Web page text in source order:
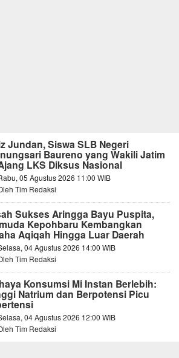
Jundan, Siswa SLB Negeri
Baureno yang Wakili Jatim
LKS Diksus Nasional
05 Agustus 2026 11:00 WIB
Tim Redaksi
Sukses Aringga Bayu Puspita,
Kepohbaru Kembangkan
Aqiqah Hingga Luar Daerah
04 Agustus 2026 14:00 WIB
Tim Redaksi
Konsumsi Mi Instan Berlebih:
Natrium dan Berpotensi Picu
04 Agustus 2026 12:00 WIB
Tim Redaksi